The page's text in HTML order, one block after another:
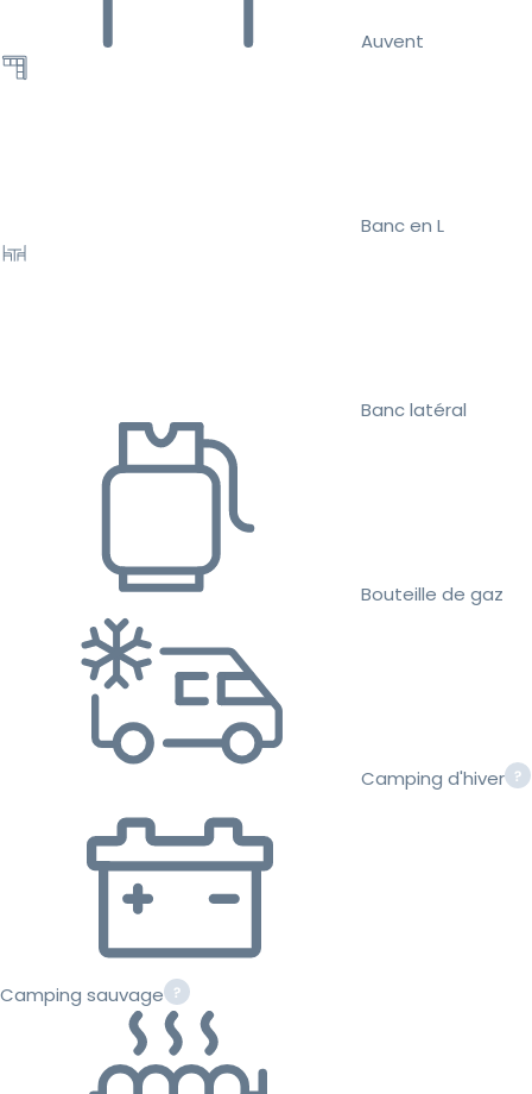
Auvent
Banc en L
Banc latéral
Bouteille de gaz
Camping d'hiver
Camping sauvage